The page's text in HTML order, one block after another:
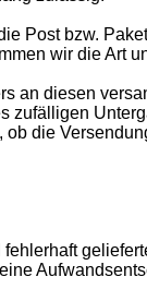
Post bzw.
wir die Art
an diesen
zufälligen
die